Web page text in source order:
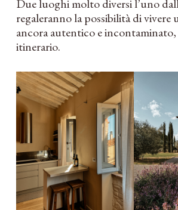
Due luoghi molto diversi l’uno
regaleranno la possibilità di
ancora autentico e
itinerario.